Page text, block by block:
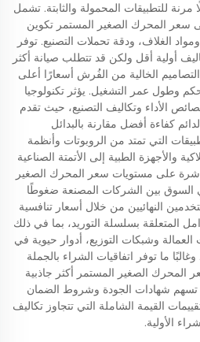
مرنة للتطبيقات المحمولة والثابتة. تشمل
سعر المحرك الصغير المستمر تكوين
الغلاف، ودقة تحملات التصنيع. توفر
أولية أقل ولكن قد تتطلب صيانة أكثر
الخالية من الفُرش أسعارًا أعلى
وطول عمر التشغيل. يؤثر تكنولوجيا
الأداء وتكاليف التصنيع، حيث تقدم
كفاءة أفضل مقارنة بالبدائل
التي تمتد من الروبوتات وأنظمة
والأجهزة الطبية إلى الأتمتة الصناعية
على مستويات سعر المحرك الصغير
السوق بين الشركات المصنعة ضغوطًا
النهائيين من خلال أسعار تنافسية
المتعلقة بسلسلة التوريد، بما في ذلك
وشبكات التوزيع، أدوار حيوية في
ما توفر اتفاقيات الشراء بالجملة
الصغير المستمر أكثر جاذبية
تسهم شهادات الجودة وشروط الضمان
القيمة الشاملة التي تتجاوز تكاليف
الأولية.